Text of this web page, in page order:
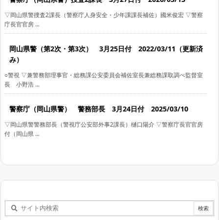
▽岡山県警捜査2課長（警察庁人身安全・少年課課長補佐）國米俊宏 ▽警察
庁長官官房 ...
岡山県警（第2次・第3次） 3月25日付 2022/03/11（更新済
み）
○警視 ▽兼警務部理事官・総務課公安委員会補佐室長兼総務課取調べ監督室
長 小野浩 ...
警察庁（岡山県警） 警務部長 3月24日付 2025/03/10
▽岡山県警警務部長（警視庁公安部外事2課長）樋口陽介 ▽警察庁長官官房
付（岡山県 ...